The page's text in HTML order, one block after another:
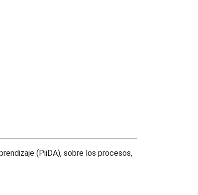
(PiiDA), sobre los procesos,